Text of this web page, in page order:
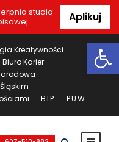
studia
Aplikuj
Kreatywności
Biuro Karier
BIP PUW